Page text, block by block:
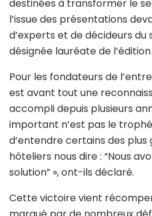
destinées à transformer le
l’issue des présentations
d’experts et de décideurs
désignée lauréate de l’édition
Pour les fondateurs de
est avant tout une
accompli depuis plusieurs
important n’est pas le
d’entendre certains des plus
hôteliers nous dire : “Nous
solution” », ont-ils déclaré.
Cette victoire vient